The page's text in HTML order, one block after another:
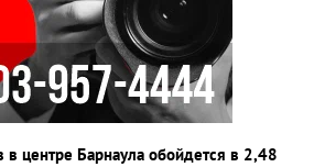
центре Барнаула обойдется в 2,48